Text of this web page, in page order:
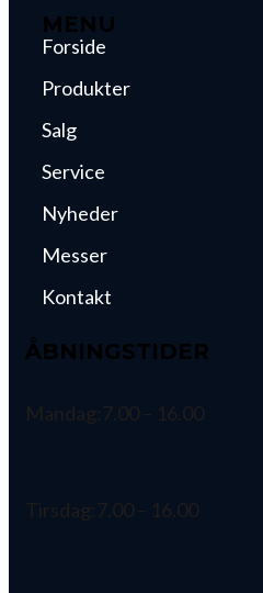
MENU
Forside
Produkter
Salg
Service
Nyheder
Messer
Kontakt
ÅBNINGSTIDER
Mandag:7.00 – 16.00
Tirsdag:7.00 – 16.00